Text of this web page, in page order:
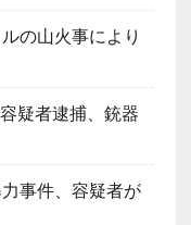
の山火事により
疑者逮捕、銃器
事件、容疑者が